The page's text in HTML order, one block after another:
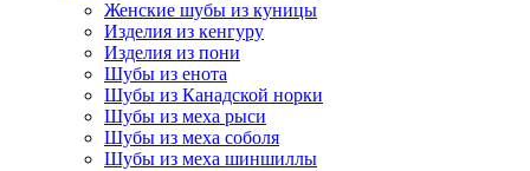
Женские шубы из куницы
Изделия из кенгуру
Изделия из пони
Шубы из енота
Шубы из Канадской норки
Шубы из меха рыси
Шубы из меха соболя
Шубы из меха шиншиллы